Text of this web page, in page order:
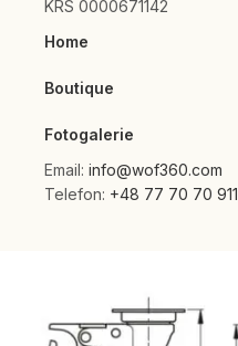
KRS 0000671142
Home
Boutique
Fotogalerie
Email: info@wof360.com
Telefon: +48 77 70 70 911